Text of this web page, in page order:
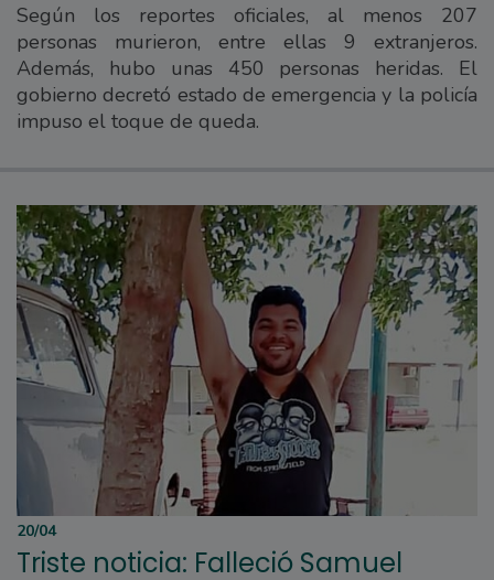
Según los reportes oficiales, al menos 207
personas murieron, entre ellas 9 extranjeros.
Además, hubo unas 450 personas heridas. El
gobierno decretó estado de emergencia y la policía
impuso el toque de queda.
20/04
Triste noticia: Falleció Samuel